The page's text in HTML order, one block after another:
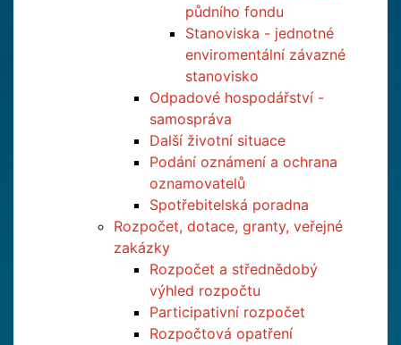
půdního fondu
Stanoviska - jednotné
enviromentální závazné
stanovisko
Odpadové hospodářství -
samospráva
Další životní situace
Podání oznámení a ochrana
oznamovatelů
Spotřebitelská poradna
Rozpočet, dotace, granty, veřejné
zakázky
Rozpočet a střednědobý
výhled rozpočtu
Participativní rozpočet
Rozpočtová opatření